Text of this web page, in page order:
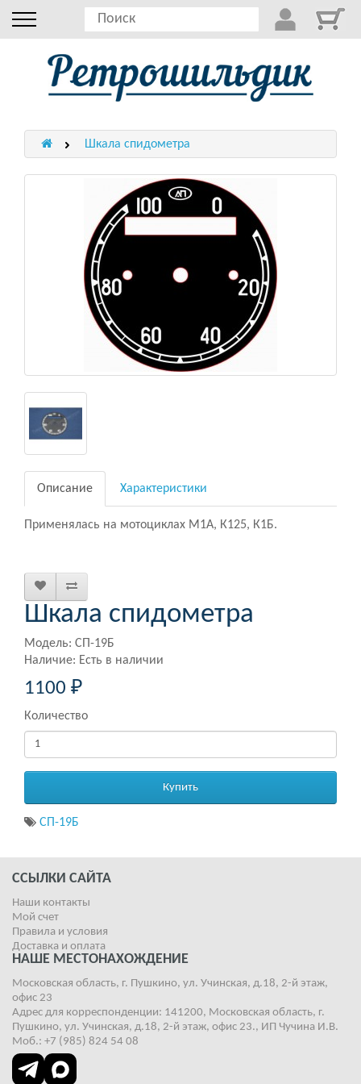
Шкала спидометра
Описание Характеристики
Применялась на мотоциклах М1А, К125, К1Б.
Шкала спидометра
Модель: СП-19Б
Наличие: Есть в наличии
1100 ₽
Количество
Купить
СП-19Б
ССЫЛКИ САЙТА
Наши контакты
Мой счет
Правила и условия
Доставка и оплата
НАШЕ МЕСТОНАХОЖДЕНИЕ
Московская область, г. Пушкино, ул. Учинская, д.18, 2-й этаж,
офис 23
Адрес для корреспонденции: 141200, Московская область, г.
Пушкино, ул. Учинская, д.18, 2-й этаж, офис 23., ИП Чучина И.В.
Моб.: +7 (985) 824 54 08